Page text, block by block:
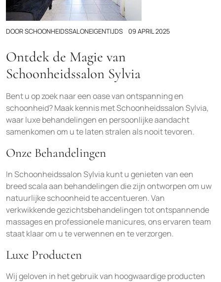
DOORSCHOONHEIDSSALONEIGENTIJDS 09 APRIL 2025
Ontdek de Magie van
Schoonheidssalon Sylvia
Bent u op zoek naar een oase van ontspanning en
schoonheid? Maak kennis met Schoonheidssalon Sylvia,
waar luxe behandelingen en persoonlijke aandacht
samenkomen om u te laten stralen als nooit tevoren.
Onze Behandelingen
In Schoonheidssalon Sylvia kunt u genieten van een
breed scala aan behandelingen die zijn ontworpen om uw
natuurlijke schoonheid te accentueren. Van
verkwikkende gezichtsbehandelingen tot ontspannende
massages en professionele manicures, ons ervaren team
staat klaar om u te verwennen en te verzorgen.
Luxe Producten
Wij geloven in het gebruik van hoogwaardige producten